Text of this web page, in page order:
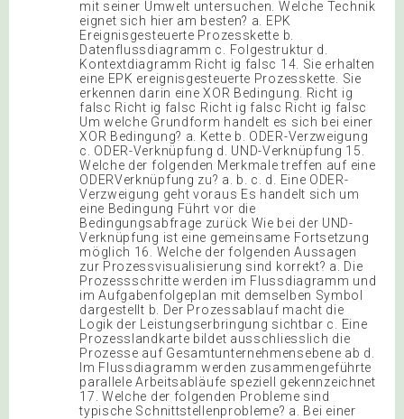
mit seiner Umwelt untersuchen. Welche Technik
eignet sich hier am besten? a. EPK
Ereignisgesteuerte Prozesskette b.
Datenflussdiagramm c. Folgestruktur d.
Kontextdiagramm Richt ig falsc 14. Sie erhalten
eine EPK ereignisgesteuerte Prozesskette. Sie
erkennen darin eine XOR Bedingung. Richt ig
falsc Richt ig falsc Richt ig falsc Richt ig falsc
Um welche Grundform handelt es sich bei einer
XOR Bedingung? a. Kette b. ODER-Verzweigung
c. ODER-Verknüpfung d. UND-Verknüpfung 15.
Welche der folgenden Merkmale treffen auf eine
ODERVerknüpfung zu? a. b. c. d. Eine ODER-
Verzweigung geht voraus Es handelt sich um
eine Bedingung Führt vor die
Bedingungsabfrage zurück Wie bei der UND-
Verknüpfung ist eine gemeinsame Fortsetzung
möglich 16. Welche der folgenden Aussagen
zur Prozessvisualisierung sind korrekt? a. Die
Prozessschritte werden im Flussdiagramm und
im Aufgabenfolgeplan mit demselben Symbol
dargestellt b. Der Prozessablauf macht die
Logik der Leistungserbringung sichtbar c. Eine
Prozesslandkarte bildet ausschliesslich die
Prozesse auf Gesamtunternehmensebene ab d.
Im Flussdiagramm werden zusammengeführte
parallele Arbeitsabläufe speziell gekennzeichnet
17. Welche der folgenden Probleme sind
typische Schnittstellenprobleme? a. Bei einer